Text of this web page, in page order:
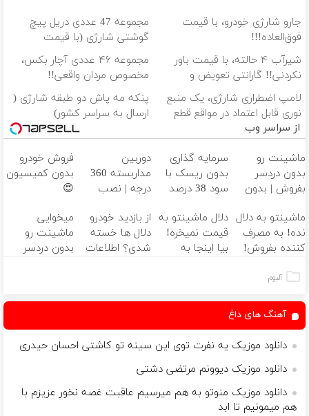
بم میگفتی گذشته ها سوختش و دود شد
مامان تو که هیچوقت کم و کاستی نزاشتی برام
ببخش اگه تولدات کادو نخریدم برات
فرصت بم بده جبران میکنم قلبم
یه روزی همه ی وجومو میکنم فدات
شبا درگیره یه حاله بدم مامان
خیلی میگفتم درست میشم و نشدم مامان
فقط دعا کن به اونجایی ک میخوام برسم
هدفم اینه خنده بشونم رو لبات مامان
خودت خوب میدونی اینو ک‌ تو نوره چشامیا
طاقت ندارم ی خار بره تو پات مامان
اگه بری من میمونم شبو‌ قرصو بیخوابیام
اگه تو نباشی این زندگیو میخوام چیکار
وقتی اولین بار دیدی دستم سیگار
مامان پسرت جلوش ی مسیره بلند داره
میدونم سره من خوشی ندیدی تو چند ساله
ببخش بچه بودم و نبودم کمک حالت
جارو شارژی خودرو، با قیمت
فوق‌العاده!!!
مجموعه 47 عددی دریل پیچ
گوشتی شارژی‌ (با قیمت
فوق‌العاده)
شیر‌آب ۴ حالته، با قیمت باور
نکردنی!! گارانتی تعویض و
برگشت
مجموعه ۴۶ عددی آچار بکس،
مخصوص مردان واقعی!!
(مشاهده قیمت فوق‌العاده)
لامپ اضطراری شارژی، یک منبع
نوری قابل اعتماد در مواقع قطع
برق
پنکه مه پاش دو طبقه شارژی (
ارسال به سراسر کشور)
از سراسر وب
ماشینت رو
بدون دردسر
بفروش | بدون
سرمایه گذاری
بدون ریسک با
سود 38 درصد
دوربین
مداربسته 360
درجه | نصب
فروش خودرو
بدون کمیسیون
😍
ماشینتو به دلال
نده! به مصرف
کننده بفروش!
یک تماس
دلال ماشینتو به
قیمت نمیخره!
بیا اینجا به
از بازدید خودرو
دلال ها خسته
شدی؟ اطلاعات
میخوایی
ماشینت رو
بدون دردسر
آلبوم
آهنگ های داغ
دانلود موزیک یه نفرت توی این سینه تو کاشتی احسان حیدری
دانلود موزیک دیوونم مرتضی دشتی
دانلود موزیک منوتو به هم میرسیم عاقبت غصه نخور عزیزم با
هم میمونیم تا ابد